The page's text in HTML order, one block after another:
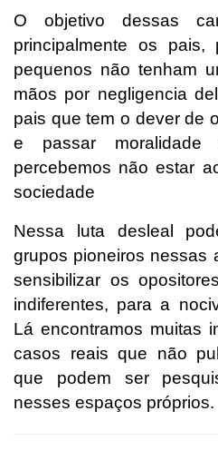
O objetivo dessas
principalmente os
pequenos não tenham
mãos por negligencia
pais que tem o dever de
e passar
percebemos não estar
sociedade
Nessa luta desleal
grupos pioneiros nessas
sensibilizar os
indiferentes, para a
Lá encontramos muitas
casos reais que não
que podem ser
nesses espaços próprios.